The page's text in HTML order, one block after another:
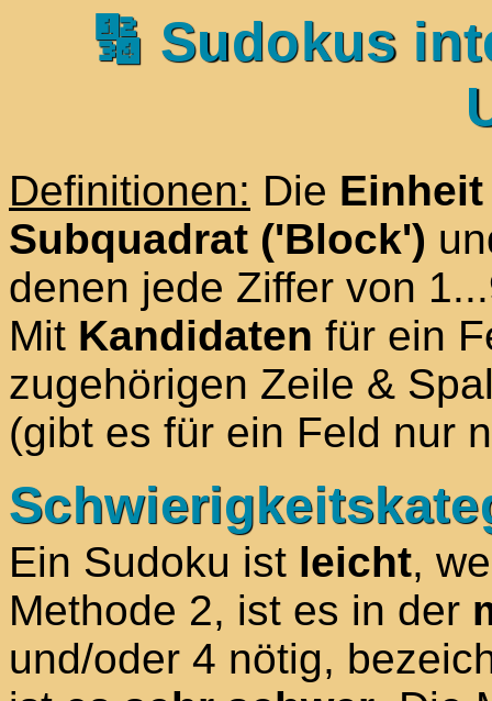
🔢 Sudokus
Definitionen: Die Einheit
Subquadrat ('Block')
denen jede Ziffer von
Mit Kandidaten für ein
zugehörigen Zeile &
(gibt es für ein Feld nur
Ein Sudoku ist leicht,
Methode 2, ist es in der
und/oder 4 nötig,